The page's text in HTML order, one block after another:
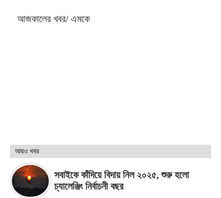
আজকালের খবর/ এমকে
আরও খবর
সবাইকে কাঁদিয়ে বিদায় নিল ২০২৫, শুরু হলো
চ্যালেঞ্জিং নির্বাচনী বছর